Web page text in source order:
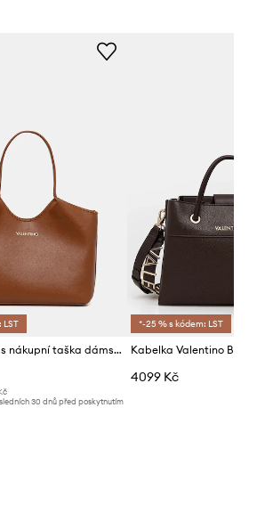
LST
Valentino Bags nákupní taška dámská z imitace kůže ALEKSANDRA
30 dnů před poskytnutím
*-25 % s kódem: LST
Kabelka Valentino Bags
4099 Kč